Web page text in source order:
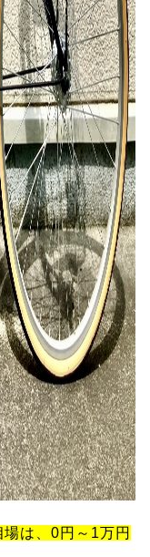
は、0円～1万円